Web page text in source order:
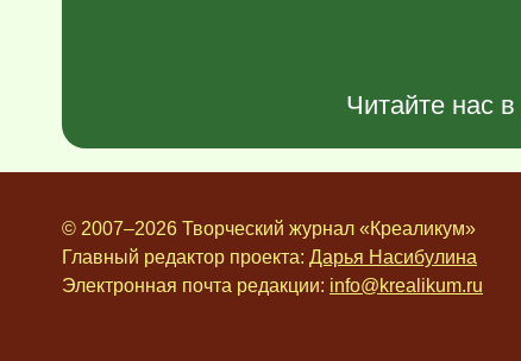
Читайте нас в
© 2007–2026 Творческий журнал «Креаликум»
Главный редактор проекта: Дарья Насибулина
Электронная почта редакции: info@krealikum.ru